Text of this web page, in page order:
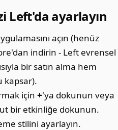
Left'da ayarlayın
açın (henüz
indirin - Left evrensel
bir satın alma hem
kapsar).
için+'ya dokunun veya
bir etkinliğe dokunun.
stilini ayarlayın.